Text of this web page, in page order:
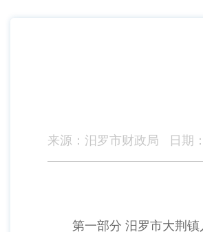
来源：汨罗市财政局 日期
第一部分 汨罗市大荆镇